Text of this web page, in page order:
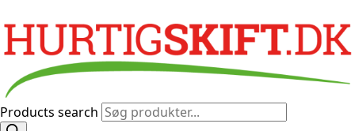
Products search